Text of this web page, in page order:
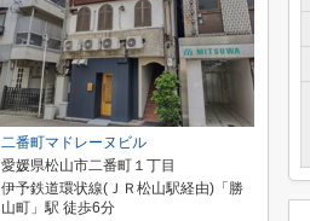
二番町マドレーヌビル
愛媛県松山市二番町１丁目
伊予鉄道環状線(ＪＲ松山駅経由)「勝
山町」駅 徒歩6分